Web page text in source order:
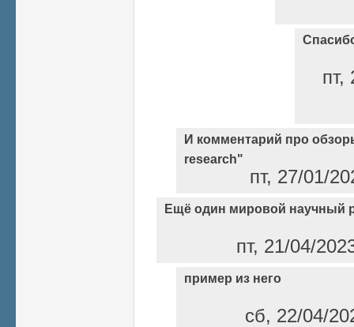
пт,
И комментарий про
research"
пт, 27/01/
Ещё один мировой научный
пт, 21/04/
пример из него
сб, 22/04/